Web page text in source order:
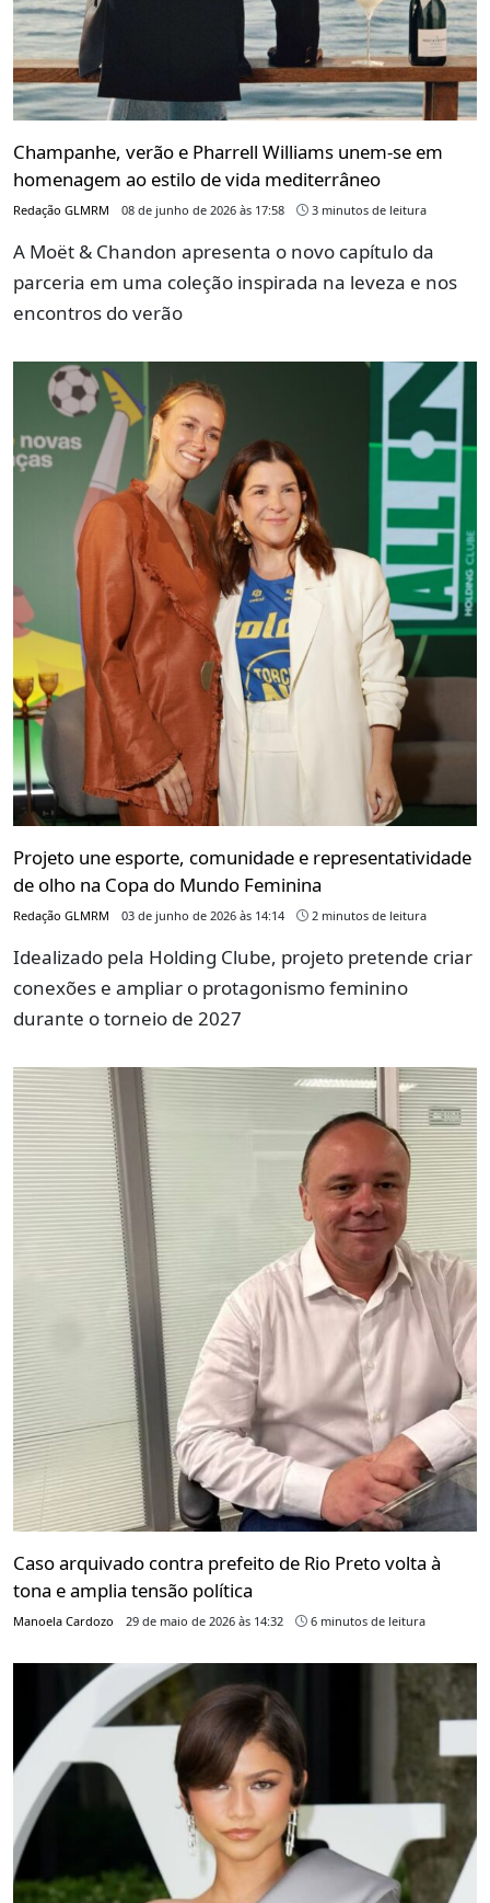
Champanhe, verão e Pharrell Williams unem-se em
homenagem ao estilo de vida mediterrâneo
Redação GLMRM 08 de junho de 2026 às 17:58 3 minutos de leitura
A Moët & Chandon apresenta o novo capítulo da
parceria em uma coleção inspirada na leveza e nos
encontros do verão
Projeto une esporte, comunidade e representatividade
de olho na Copa do Mundo Feminina
Redação GLMRM 03 de junho de 2026 às 14:14 2 minutos de leitura
Idealizado pela Holding Clube, projeto pretende criar
conexões e ampliar o protagonismo feminino
durante o torneio de 2027
Caso arquivado contra prefeito de Rio Preto volta à
tona e amplia tensão política
Manoela Cardozo 29 de maio de 2026 às 14:32 6 minutos de leitura